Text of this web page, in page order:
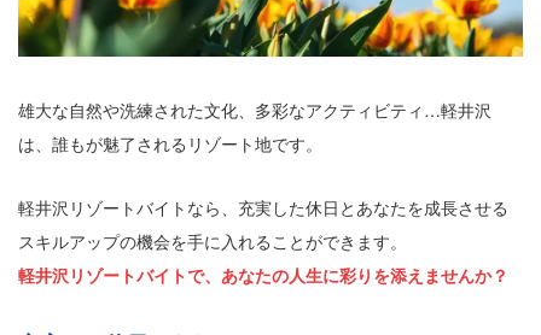
雄大な自然や洗練された文化、多彩なアクティビティ…軽井沢
は、誰もが魅了されるリゾート地です。
軽井沢リゾートバイトなら、充実した休日とあなたを成長させる
スキルアップの機会を手に入れることができます。
軽井沢リゾートバイトで、あなたの人生に彩りを添えませんか？